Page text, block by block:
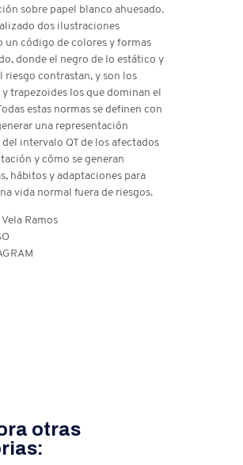
sobre papel blanco ahuesado.
dos ilustraciones
un código de colores y formas
donde el negro de lo estático y
riesgo contrastan, y son los
trapezoides los que dominan el
estas normas se definen con
una representación
intervalo QT de los afectados
y cómo se generan
hábitos y adaptaciones para
vida normal fuera de riesgos.
Ramos
otras